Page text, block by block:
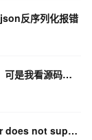
反序列化报错
大佬们，请问一下，oraclecdc报错没有序列化，可是我看源码中的确是没有继承序列化的，是什么原因
有人遇到过Row类型的序列化报错吗：Serializer does not support name